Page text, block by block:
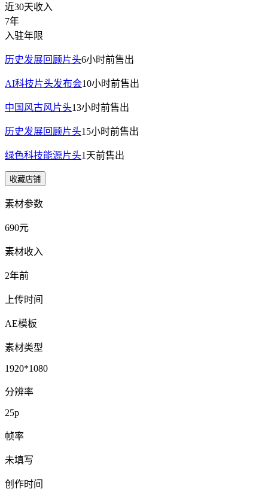
近30天收入
7年
入驻年限
历史发展回顾片头6小时前售出
AI科技片头发布会10小时前售出
中国风古风片头13小时前售出
历史发展回顾片头15小时前售出
绿色科技能源片头1天前售出
收藏店铺
素材参数
690元
素材收入
2年前
上传时间
AE模板
素材类型
1920*1080
分辨率
25p
帧率
未填写
创作时间